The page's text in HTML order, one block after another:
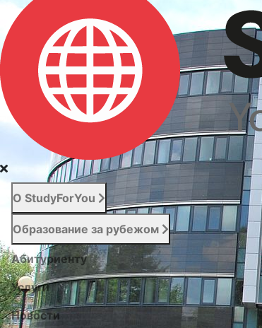
О StudyForYou
Образование за рубежом
Абитуриенту
Услуги
Новости